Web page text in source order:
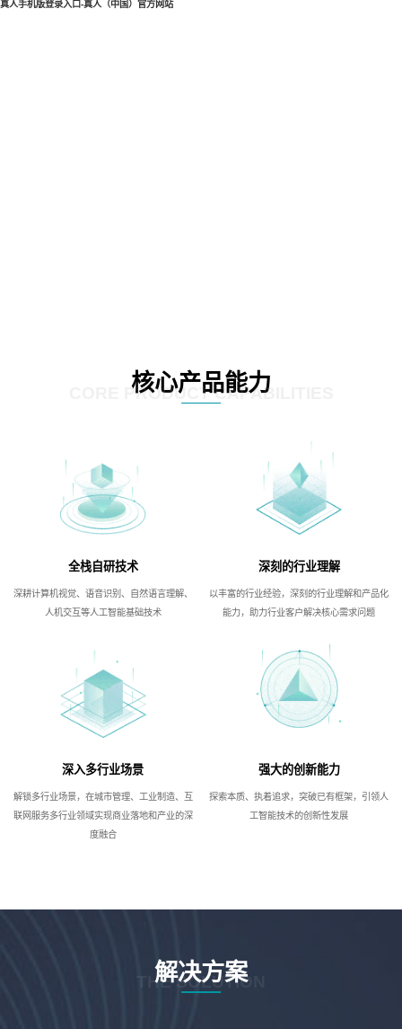
真人手机版登录入口-真人（中国）官方网站
核心产品能力
CORE PRODUCT CAPABILITIES
全栈自研技术
深耕计算机视觉、语音识别、自然语言理解、
人机交互等人工智能基础技术
深刻的行业理解
以丰富的行业经验，深刻的行业理解和产品化
能力，助力行业客户解决核心需求问题
深入多行业场景
解锁多行业场景，在城市管理、工业制造、互
联网服务多行业领域实现商业落地和产业的深
度融合
强大的创新能力
探索本质、执着追求，突破已有框架，引领人
工智能技术的创新性发展
解决方案
THE SOLUTION